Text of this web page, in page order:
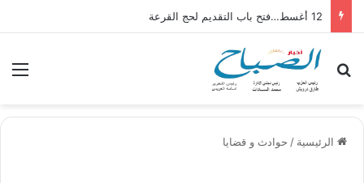
12 أغسط…فتح باب التقديم لحج القرعة
بحث عن
الرئيسية / حوادث و قضايا